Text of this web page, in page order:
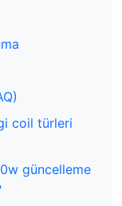
coil türleri
güncelleme